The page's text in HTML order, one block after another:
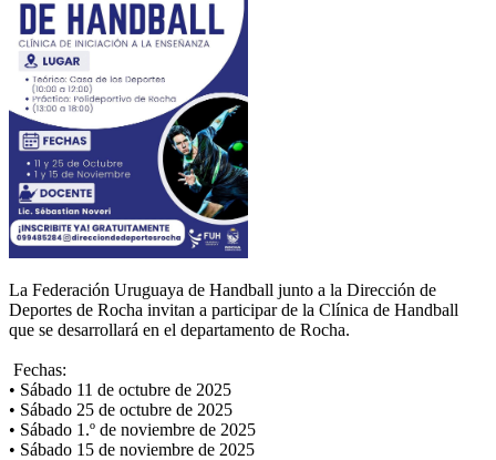
La Federación Uruguaya de Handball junto a la Dirección de
Deportes de Rocha invitan a participar de la Clínica de Handball
que se desarrollará en el departamento de Rocha.
Fechas:
• Sábado 11 de octubre de 2025
• Sábado 25 de octubre de 2025
• Sábado 1.º de noviembre de 2025
• Sábado 15 de noviembre de 2025